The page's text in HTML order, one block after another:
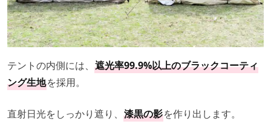
テントの内側には、 遮光率99.9%以上のブラックコーティ
ング生地を採用。
直射日光をしっかり遮り、 漆黒の影を作り出します。